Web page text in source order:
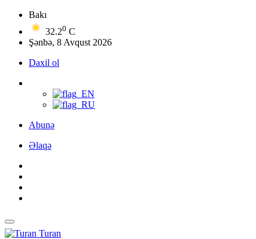
Bakı
32.20 C
Şənbə, 8 Avqust 2026
Daxil ol
Abunə
Əlaqə
Turan